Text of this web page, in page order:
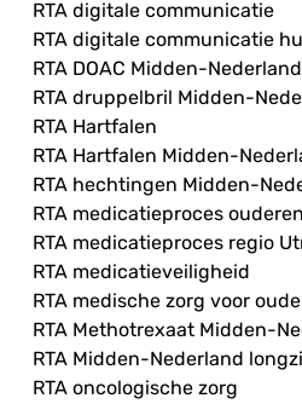
RTA digitale communicatie
RTA digitale communicatie
RTA DOAC Midden-Nederland
RTA druppelbril Midden-
RTA Hartfalen
RTA Hartfalen Midden-
RTA hechtingen Midden-
RTA medicatieproces
RTA medicatieproces regio
RTA medicatieveiligheid
RTA medische zorg voor
RTA Methotrexaat Midden-
RTA Midden-Nederland
RTA oncologische zorg